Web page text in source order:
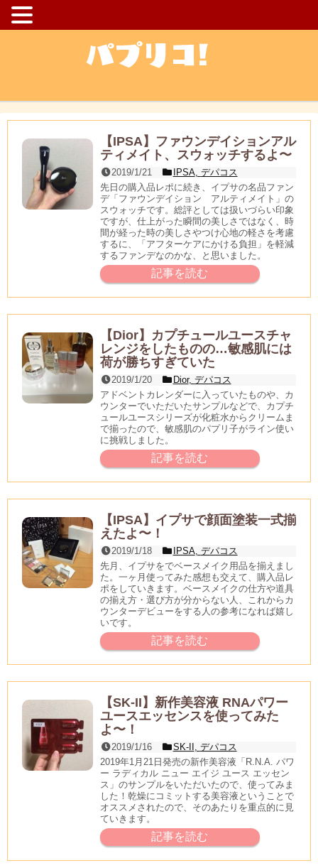
【IPSA】ファウンデイションアル
ティメイト、スウォッチするよ〜
2019/1/21 IPSA, デパコス
先日の購入品レポに続き、イプサの名品ファン
デ「ファウンデイション アルティメイト」の
スウォッチです。総評としては扱いづらい印象
ですが、仕上がった瞬間の美しさではなく、時
間が経った時の美しさやつけ心地の軽さを考慮
するに、「アフターケアにかける負担」を軽減
するファンデなのかな、と思いました。
記事を読む
【Dior】カプチュールユースチャ
レンジをしたものの…敏感肌には
荷が勝ちすぎていた
2019/1/20 Dior, デパコス
アドベントカレンダーに入っていたものや、カ
ウンターでいただいたサンプルなどで、カプチ
ュールユースシリーズが化粧水からクリームま
で揃ったので、敏感肌のパプリ子がライン使い
に挑戦しました。
記事を読む
【IPSA】イプサで顔面塗装一式揃
えたよ〜！
2019/1/18 IPSA, デパコス
先月、イプサをでベースメイク用品を揃えまし
た。一ヶ月使ってみた感想も交えて、購入品レ
ポをしていきます。ベースメイクの仕方や道具
の揃え方・選び方が分からない人、これからカ
ウンターデビューをする人の参考になれば嬉し
いです。
記事を読む
【SK-II】新作美容液 RNAパワー
ユースエッセンスを使ってみた
よ〜！
2019/1/16 SK-II , デパコス
2019年1月21日発売の新作美容液「R.N.A. パワ
ー ラディカル ニュー エイジ ユース エッセン
ス」のサンプルをいただいたので、使ってみま
した！乾燥にコミットする美容液ということで
オススメされたので、そのあたりを重点的に見
ていきます。
記事を読む